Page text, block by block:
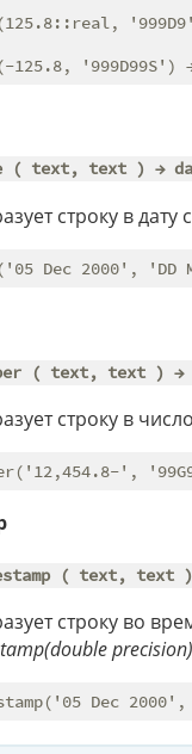
( text, text ) →
строку в
( text, text ) →
строку в
( text, text )
строку во
precision)